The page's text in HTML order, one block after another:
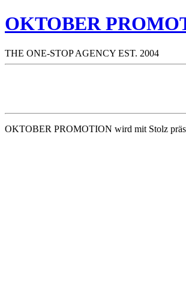
OKTOBER
THE ONE-STOP AGENCY EST. 2004
OKTOBER PROMOTION wird mit Stolz